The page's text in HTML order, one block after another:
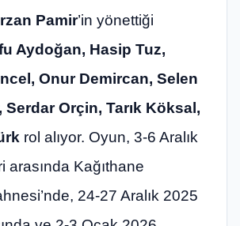
Pamir’in yönettiği
Aydoğan, Hasip Tuz,
Onur Demircan, Selen
Serdar Orçin, Tarık Köksal,
rol alıyor. Oyun, 3-6 Aralık
arasında Kağıthane
24-27 Aralık 2025